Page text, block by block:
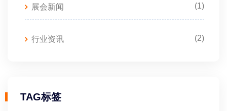
展会新闻 (1)
行业资讯 (2)
TAG标签